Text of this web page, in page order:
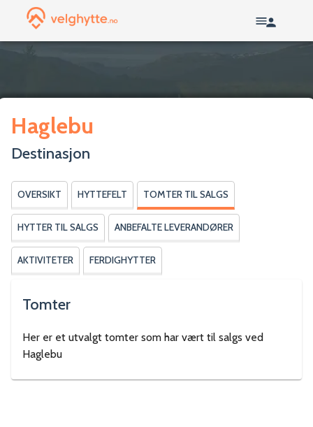
Haglebu
Destinasjon
OVERSIKT HYTTEFELT TOMTER TIL SALGS
HYTTER TIL SALGS ANBEFALTE LEVERANDØRER
AKTIVITETER FERDIGHYTTER
Tomter
Her er et utvalgt tomter som har vært til salgs ved
Haglebu